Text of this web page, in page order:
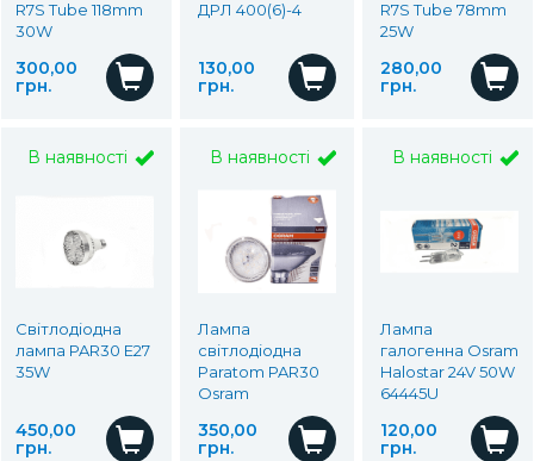
R7S Tube 118mm
30W
300,00
грн.
ДРЛ 400(6)-4
130,00
грн.
R7S Tube 78mm
25W
280,00
грн.
В наявності
Світлодіодна
лампа PAR30 E27
35W
450,00
грн.
В наявності
Лампа
світлодіодна
Paratom PAR30
Osram
350,00
грн.
В наявності
Лампа
галогенна Osram
Halostar 24V 50W
64445U
120,00
грн.